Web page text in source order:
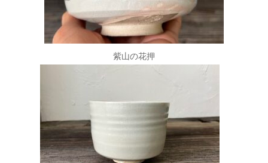
紫山の花押